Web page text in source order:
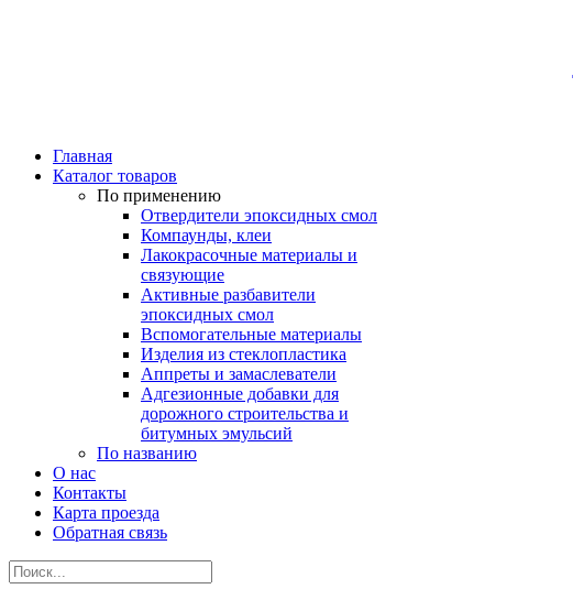
Главная
Каталог товаров
По применению
Отвердители эпоксидных смол
Компаунды, клеи
Лакокрасочные материалы и
связующие
Активные разбавители
эпоксидных смол
Вспомогательные материалы
Изделия из стеклопластика
Аппреты и замаслеватели
Адгезионные добавки для
дорожного строительства и
битумных эмульсий
По названию
О нас
Контакты
Карта проезда
Обратная связь